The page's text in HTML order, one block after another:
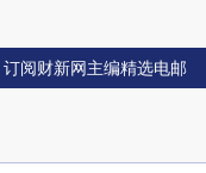
订阅财新网主编精选电邮